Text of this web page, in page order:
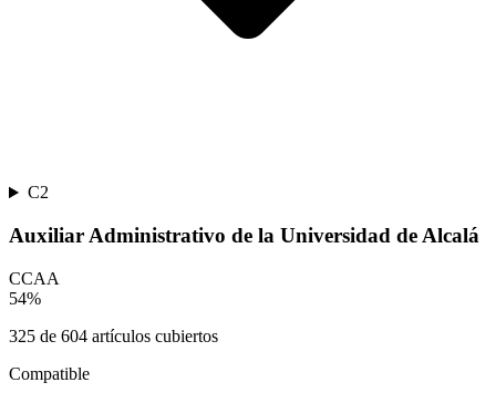
C2
Auxiliar Administrativo de la Universidad de Alcalá
CCAA
54%
325 de 604 artículos cubiertos
Compatible